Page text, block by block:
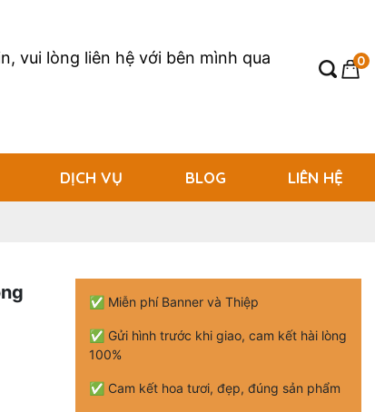
vui lòng liên hệ với bên mình qua
0
DỊCH VỤ BLOG LIÊN HỆ
✅ Miễn phí Banner và Thiệp
✅ Gửi hình trước khi giao, cam kết hài lòng
100%
✅ Cam kết hoa tươi, đẹp, đúng sản phẩm